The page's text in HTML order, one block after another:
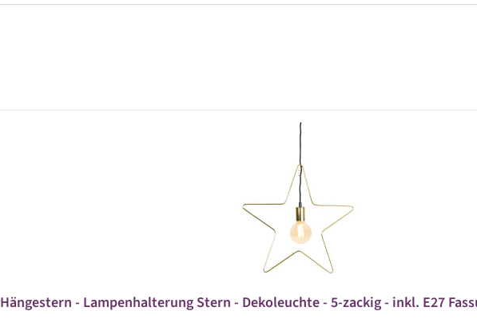
Hängestern - Lampenhalterung Stern - Dekoleuchte - 5-zackig - inkl. E27